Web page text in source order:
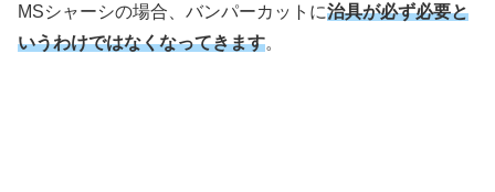
MSシャーシの場合、バンパーカットに治具が必ず必要と
いうわけではなくなってきます。